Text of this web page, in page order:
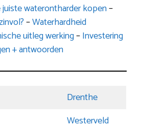
juiste waterontharder kopen–
–Waterhardheid
uitleg werking–Investering
+ antwoorden
Drenthe
Westerveld